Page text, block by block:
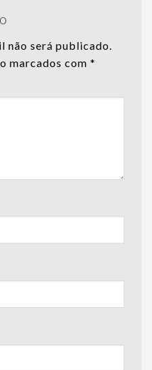
não será publicado.
marcados com *